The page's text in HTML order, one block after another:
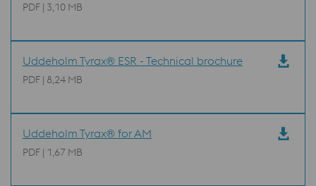
PDF | 3,10 MB
Uddeholm Tyrax® ESR - Technical brochure
PDF | 8,24 MB
Uddeholm Tyrax® for AM
PDF | 1,67 MB